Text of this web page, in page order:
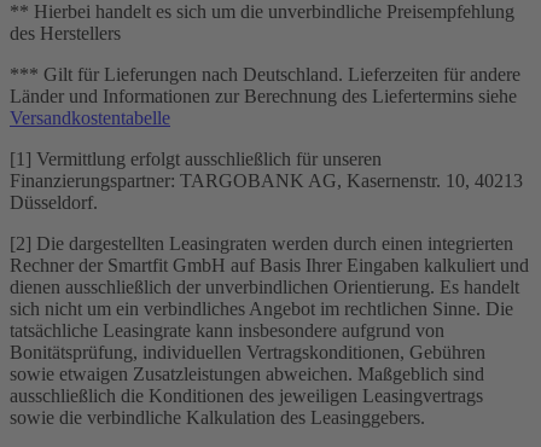
** Hierbei handelt es sich um die unverbindliche Preisempfehlung
des Herstellers
*** Gilt für Lieferungen nach Deutschland. Lieferzeiten für andere
Länder und Informationen zur Berechnung des Liefertermins siehe
Versandkostentabelle
[1] Vermittlung erfolgt ausschließlich für unseren
Finanzierungspartner: TARGOBANK AG, Kasernenstr. 10, 40213
Düsseldorf.
[2] Die dargestellten Leasingraten werden durch einen integrierten
Rechner der Smartfit GmbH auf Basis Ihrer Eingaben kalkuliert und
dienen ausschließlich der unverbindlichen Orientierung. Es handelt
sich nicht um ein verbindliches Angebot im rechtlichen Sinne. Die
tatsächliche Leasingrate kann insbesondere aufgrund von
Bonitätsprüfung, individuellen Vertragskonditionen, Gebühren
sowie etwaigen Zusatzleistungen abweichen. Maßgeblich sind
ausschließlich die Konditionen des jeweiligen Leasingvertrags
sowie die verbindliche Kalkulation des Leasinggebers.